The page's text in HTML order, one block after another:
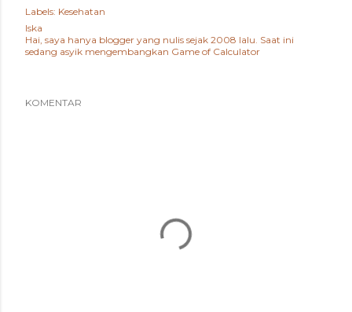
Labels: Kesehatan
Iska
Hai, saya hanya blogger yang nulis sejak 2008 lalu. Saat ini
sedang asyik mengembangkan Game of Calculator
KOMENTAR